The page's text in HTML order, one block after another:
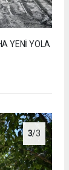
YENİ YOLA
3/3